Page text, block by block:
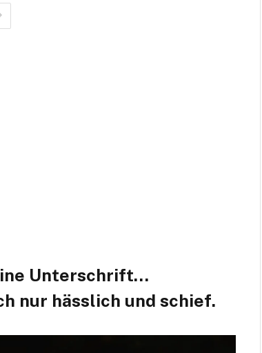
Unterschrift…
nur hässlich und schief.